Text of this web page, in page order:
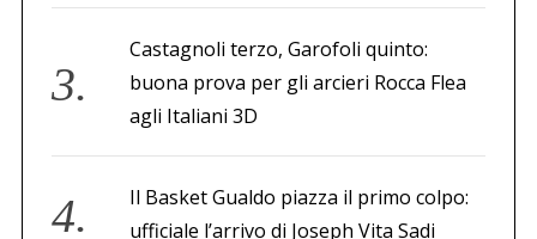
Castagnoli terzo, Garofoli quinto:
buona prova per gli arcieri Rocca Flea
agli Italiani 3D
Il Basket Gualdo piazza il primo colpo:
ufficiale l’arrivo di Joseph Vita Sadi